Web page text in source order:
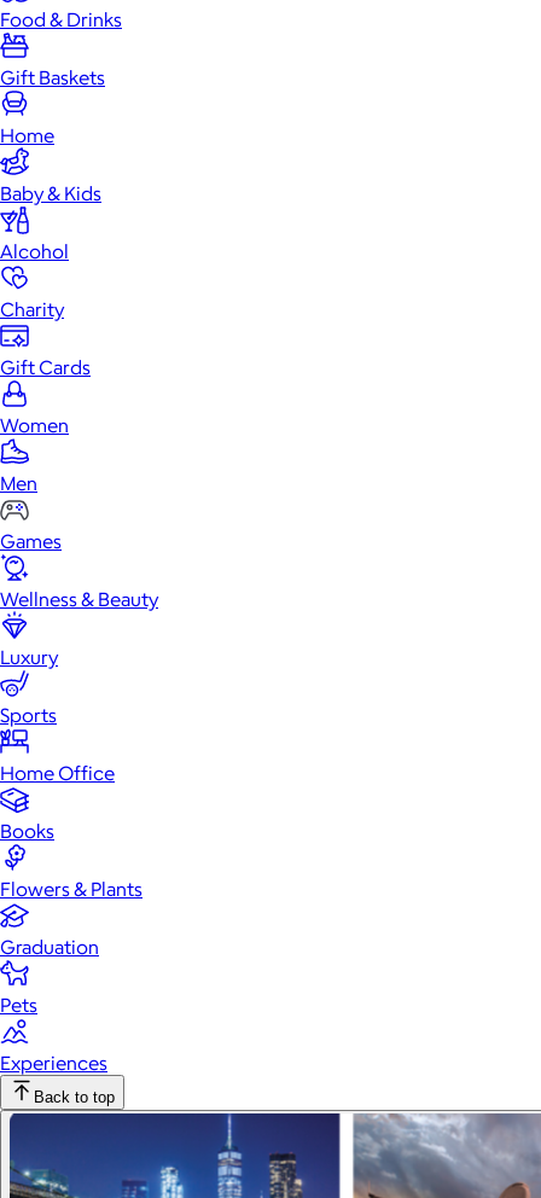
Food & Drinks
Gift Baskets
Home
Baby & Kids
Alcohol
Charity
Gift Cards
Women
Men
Games
Wellness & Beauty
Luxury
Sports
Home Office
Books
Flowers & Plants
Graduation
Pets
Experiences
Back to top